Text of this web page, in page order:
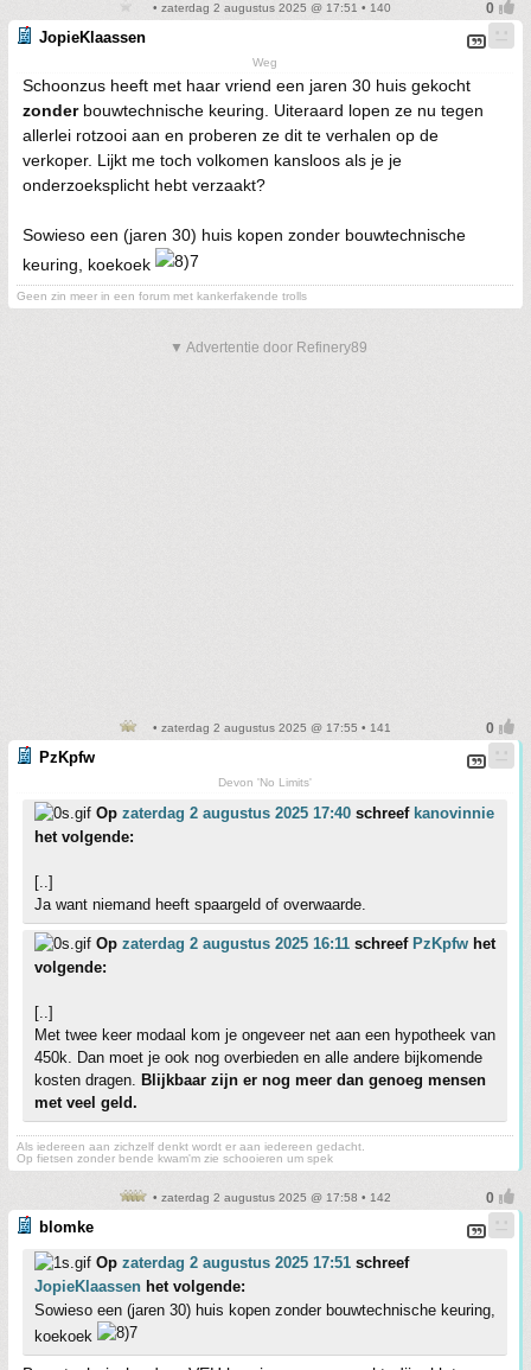
• zaterdag 2 augustus 2025 @ 17:51 • 140
JopieKlaassen
Weg
Schoonzus heeft met haar vriend een jaren 30 huis gekocht
zonderbouwtechnische keuring. Uiteraard lopen ze nu tegen
allerlei rotzooi aan en proberen ze dit te verhalen op de
verkoper. Lijkt me toch volkomen kansloos als je je
onderzoeksplicht hebt verzaakt?
Sowieso een (jaren 30) huis kopen zonder bouwtechnische
keuring, koekoek
Geen zin meer in een forum met kankerfakende trolls
▼ Advertentie door Refinery89
• zaterdag 2 augustus 2025 @ 17:55 • 141
PzKpfw
Devon 'No Limits'
Op zaterdag 2 augustus 2025 17:40 schreef kanovinnie
het volgende:
[..]
Ja want niemand heeft spaargeld of overwaarde.
Op zaterdag 2 augustus 2025 16:11 schreef PzKpfw het
volgende:
[..]
Met twee keer modaal kom je ongeveer net aan een hypotheek van
450k. Dan moet je ook nog overbieden en alle andere bijkomende
kosten dragen. Blijkbaar zijn er nog meer dan genoeg mensen
met veel geld.
Als iedereen aan zichzelf denkt wordt er aan iedereen gedacht.
Op fietsen zonder bende kwam'm zie schooieren um spek
• zaterdag 2 augustus 2025 @ 17:58 • 142
blomke
Op zaterdag 2 augustus 2025 17:51 schreef
JopieKlaassen het volgende:
Sowieso een (jaren 30) huis kopen zonder bouwtechnische keuring,
koekoek